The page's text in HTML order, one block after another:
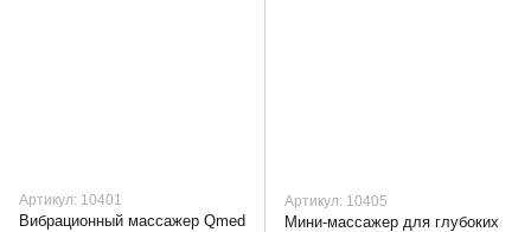
Артикул: 10401
Вибрационный массажер Qmed
Артикул: 10405
Мини-массажер для глубоких